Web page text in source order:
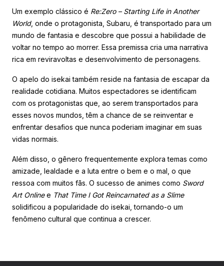
Um exemplo clássico é Re:Zero – Starting Life in Another
World, onde o protagonista, Subaru, é transportado para um
mundo de fantasia e descobre que possui a habilidade de
voltar no tempo ao morrer. Essa premissa cria uma narrativa
rica em reviravoltas e desenvolvimento de personagens.
O apelo do isekai também reside na fantasia de escapar da
realidade cotidiana. Muitos espectadores se identificam
com os protagonistas que, ao serem transportados para
esses novos mundos, têm a chance de se reinventar e
enfrentar desafios que nunca poderiam imaginar em suas
vidas normais.
Além disso, o gênero frequentemente explora temas como
amizade, lealdade e a luta entre o bem e o mal, o que
ressoa com muitos fãs. O sucesso de animes como Sword
Art Onlinee That Time I Got Reincarnated as a Slime
solidificou a popularidade do isekai, tornando-o um
fenômeno cultural que continua a crescer.